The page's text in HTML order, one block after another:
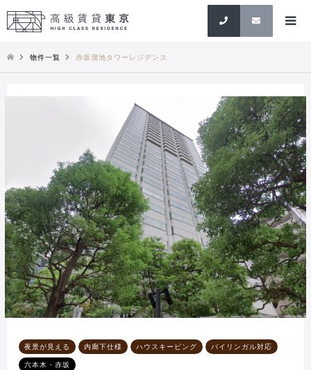
検索
物件一覧 赤坂溜池タワーレジデンス
夜景が見える 内廊下仕様 ハウスキーピング
バイリンガル対応
六本木・赤坂